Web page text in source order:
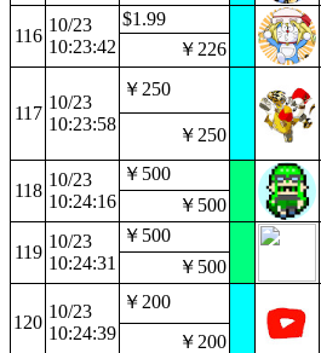
116
10/23
10:23:42
$1.99
￥226
117
10/23
10:23:58
￥250
￥250
118
10/23
10:24:16
￥500
￥500
119
10/23
10:24:31
￥500
￥500
120
10/23
10:24:39
￥200
￥200